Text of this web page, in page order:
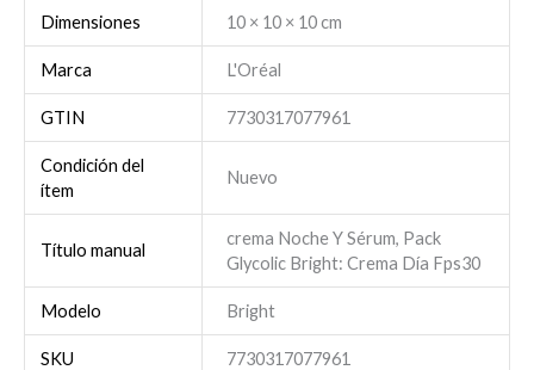
Dimensiones 10 × 10 × 10 cm
Marca L'Oréal
GTIN 7730317077961
Condición del
ítem
Nuevo
Título manual
crema Noche Y Sérum, Pack
Glycolic Bright: Crema Día Fps30
Modelo Bright
SKU 7730317077961